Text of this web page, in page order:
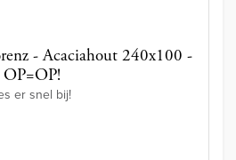
- Acaciahout 240x100 -
er snel bij!